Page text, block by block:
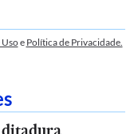
Usoe Política de Privacidade.